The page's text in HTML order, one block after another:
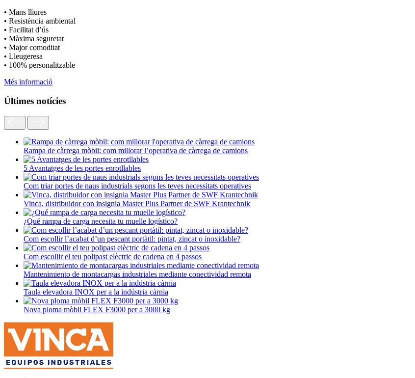
• Mans lliures
• Resistència ambiental
• Facilitat d’ús
• Màxima seguretat
• Major comoditat
• Lleugeresa
• 100% personalitzable
Més informació
Últimes notícies
Rampa de càrrega mòbil: com millorar l’operativa de càrrega de camions
5 Avantatges de les portes enrotllables
Com triar portes de naus industrials segons les teves necessitats operatives
Vinca, distribuidor con insignia Master Plus Partner de SWF Krantechnik
¿Qué rampa de carga necesita tu muelle logístico?
Com escollir l’acabat d’un pescant portàtil: pintat, zincat o inoxidable?
Com escollir el teu polipast elèctric de cadena en 4 passos
Mantenimiento de montacargas industriales mediante conectividad remota
Taula elevadora INOX per a la indústria càrnia
Nova ploma mòbil FLEX F3000 per a 3000 kg